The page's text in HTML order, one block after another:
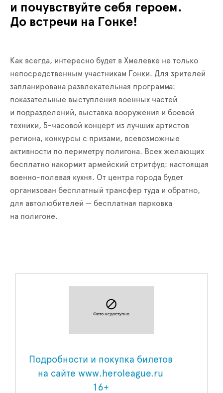
и почувствуйте себя героем.
До встречи на Гонке!
Как всегда, интересно будет в Хмелевке не только
непосредственным участникам Гонки. Для зрителей
запланирована развлекательная программа:
показательные выступления военных частей
и подразделений, выставка вооружения и боевой
техники, 5-часовой концерт из лучших артистов
региона, конкурсы с призами, всевозможные
активности по периметру полигона. Всех желающих
бесплатно накормит армейский стритфуд: настоящая
военно-полевая кухня. От центра города будет
организован бесплатный трансфер туда и обратно,
для автолюбителей — бесплатная парковка
на полигоне.
Подробности и покупка билетов
на сайте www.heroleague.ru
16+